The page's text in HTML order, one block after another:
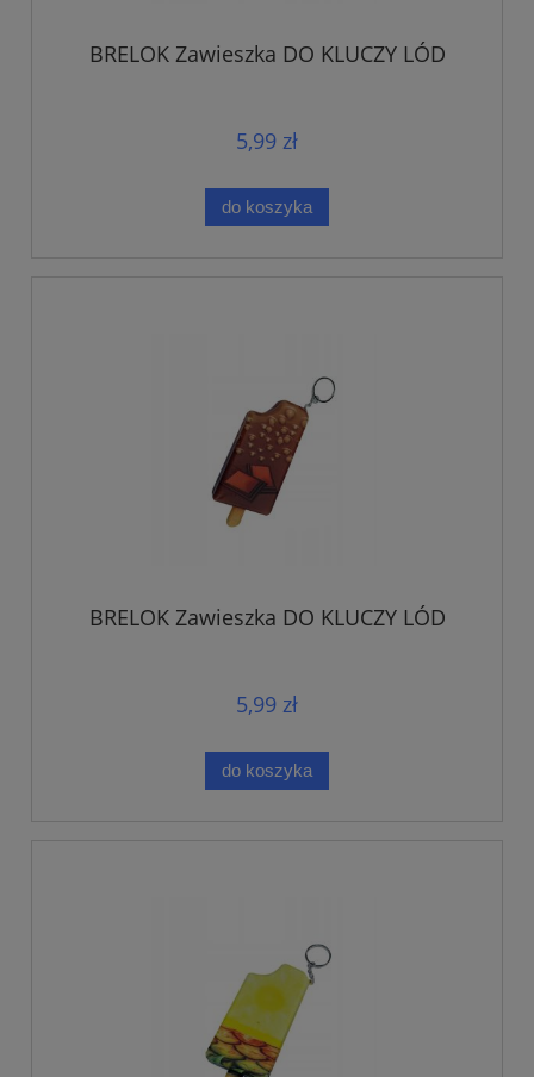
BRELOK Zawieszka DO KLUCZY LÓD
5,99 zł
do koszyka
BRELOK Zawieszka DO KLUCZY LÓD
5,99 zł
do koszyka